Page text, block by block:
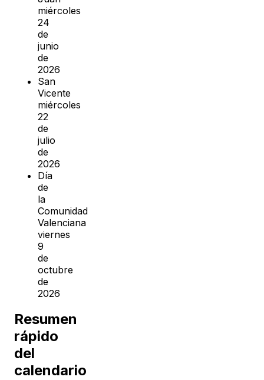
miércoles
24
de
junio
de
2026
San
Vicente
miércoles
22
de
julio
de
2026
Día
de
la
Comunidad
Valenciana
viernes
9
de
octubre
de
2026
Resumen
rápido
del
calendario